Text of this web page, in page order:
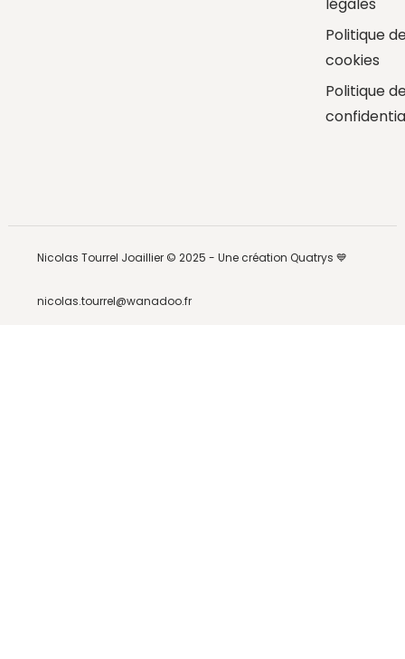
Politique
cookies
Politique
Nicolas Tourrel Joaillier © 2025 - Une création Quatrys 💙
nicolas.tourrel@wanadoo.fr